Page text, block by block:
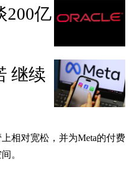
200亿
继续
相对宽松，并为Meta的付费
。